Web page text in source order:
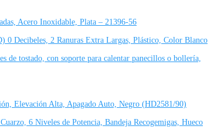
Acero Inoxidable, Plata – 21396-56
Decibeles, 2 Ranuras Extra Largas, Plástico, Color Blanco
de tostado, con soporte para calentar panecillos o bollería,
Elevación Alta, Apagado Auto, Negro (HD2581/90)
6 Niveles de Potencia, Bandeja Recogemigas, Hueco